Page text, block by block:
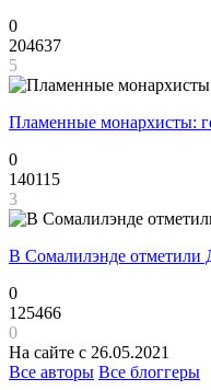
0
204637
5
Пламенные монархисты:
0
140115
3
В Сомалилэнде отметили
0
125466
0
На сайте с 26.05.2021
Все авторы Все блоггеры